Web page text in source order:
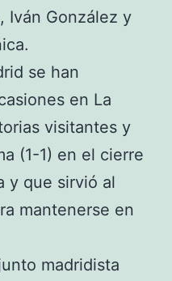
Iván González y
se han
en La
visitantes y
(1-1) en el cierre
y que sirvió al
mantenerse en
madridista